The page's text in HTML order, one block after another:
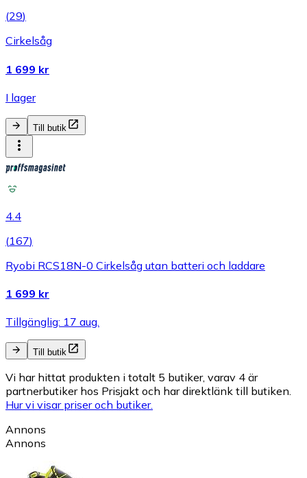
(29)
Cirkelsåg
1 699 kr
I lager
Till butik
4.4
(167)
Ryobi RCS18N-0 Cirkelsåg utan batteri och laddare
1 699 kr
Tillgänglig: 17 aug.
Till butik
Vi har hittat produkten i totalt 5 butiker, varav 4 är
partnerbutiker hos Prisjakt och har direktlänk till butiken.
Hur vi visar priser och butiker.
Annons
Annons